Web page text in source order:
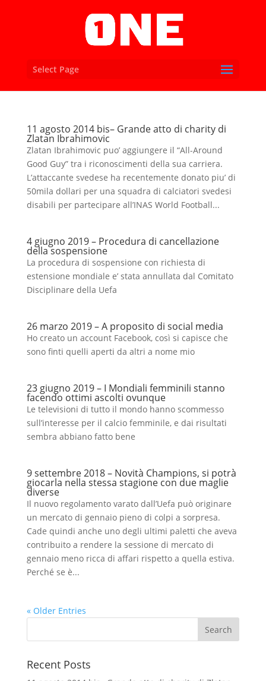
Select Page
11 agosto 2014 bis– Grande atto di charity di
Zlatan Ibrahimovic
Zlatan Ibrahimovic puo’ aggiungere il “All-Around
Good Guy” tra i riconoscimenti della sua carriera.
L’attaccante svedese ha recentemente donato piu’ di
50mila dollari per una squadra di calciatori svedesi
disabili per partecipare all’INAS World Football...
4 giugno 2019 – Procedura di cancellazione
della sospensione
La procedura di sospensione con richiesta di
estensione mondiale e’ stata annullata dal Comitato
Disciplinare della Uefa
26 marzo 2019 – A proposito di social media
Ho creato un account Facebook, così si capisce che
sono finti quelli aperti da altri a nome mio
23 giugno 2019 – I Mondiali femminili stanno
facendo ottimi ascolti ovunque
Le televisioni di tutto il mondo hanno scommesso
sull’interesse per il calcio femminile, e dai risultati
sembra abbiano fatto bene
9 settembre 2018 – Novità Champions, si potrà
giocarla nella stessa stagione con due maglie
diverse
Il nuovo regolamento varato dall’Uefa può originare
un mercato di gennaio pieno di colpi a sorpresa.
Cade quindi anche uno degli ultimi paletti che aveva
contribuito a rendere la sessione di mercato di
gennaio meno ricca di affari rispetto a quella estiva.
Perché se è...
« Older Entries
Recent Posts